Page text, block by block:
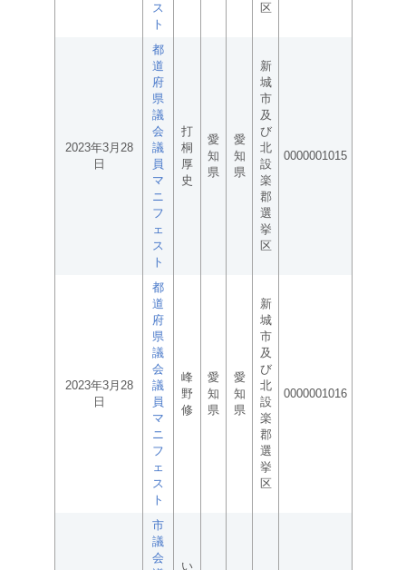
ス
ト
区
2023年3月28
日
都
道
府
県
議
会
議
員
マ
ニ
フ
ェ
ス
ト
打
桐
厚
史
愛
知
県
愛
知
県
新
城
市
及
び
北
設
楽
郡
選
挙
区
0000001015
2023年3月28
日
都
道
府
県
議
会
議
員
マ
ニ
フ
ェ
ス
ト
峰
野
修
愛
知
県
愛
知
県
新
城
市
及
び
北
設
楽
郡
選
挙
区
0000001016
市
議
会
い